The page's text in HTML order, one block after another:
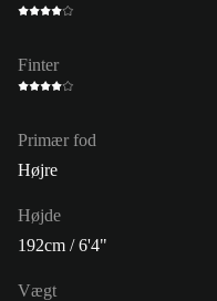
Finter
Primær fod
Højre
Højde
192cm / 6'4"
Vægt